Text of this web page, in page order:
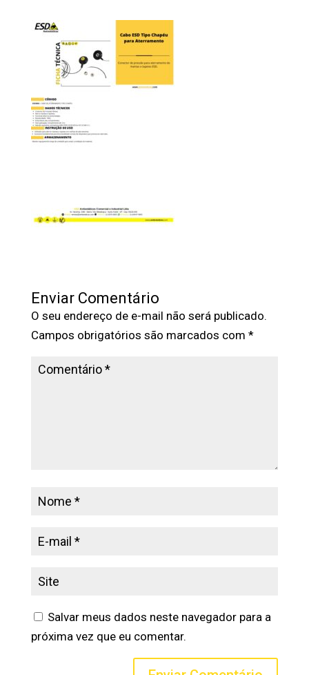
Enviar Comentário
O seu endereço de e-mail não será publicado.
Campos obrigatórios são marcados com *
Salvar meus dados neste navegador para a
próxima vez que eu comentar.